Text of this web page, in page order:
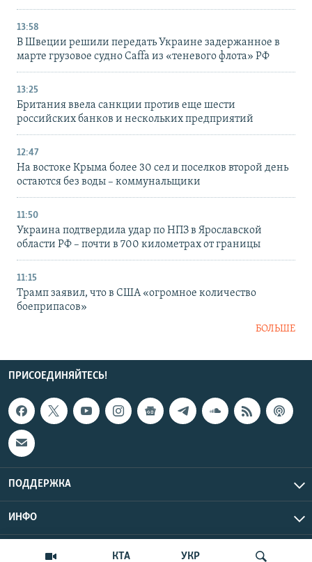
КТА УКР
13:58
В Швеции решили передать Украине задержанное в
марте грузовое судно Caffa из «теневого флота» РФ
13:25
Британия ввела санкции против еще шести
российских банков и нескольких предприятий
12:47
На востоке Крыма более 30 сел и поселков второй день
остаются без воды – коммунальщики
11:50
Украина подтвердила удар по НПЗ в Ярославской
области РФ – почти в 700 километрах от границы
11:15
Трамп заявил, что в США «огромное количество
боеприпасов»
БОЛЬШЕ
ПРИСОЕДИНЯЙТЕСЬ!
ПОДДЕРЖКА
ИНФО
Copyright Крым.Реалии, 2026 | Все права защищены.
UTC+3